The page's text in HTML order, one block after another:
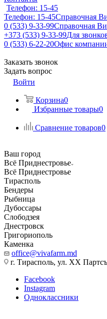
Телефон: 15-45
Телефон: 15-45Справочная
0 (533) 9-33-99Справочная
+373 (533) 9-33-99Для
0 (533) 6-22-20Офис
Заказать звонок
Задать вопрос
Войти
Корзина0
Избранные товары0
Сравнение товаров0
Ваш город
Всё Приднестровье
Всё Приднестровье
Тирасполь
Бендеры
Рыбница
Дубоссары
Слободзея
Днестровск
Григориополь
Каменка
office@vivafarm.md
г. Тирасполь, ул. ХХ
Facebook
Instagram
Одноклассники